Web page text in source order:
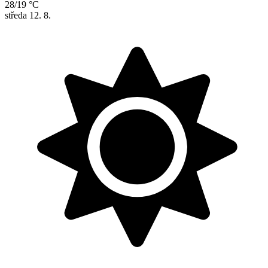
28/19 °C
středa 12. 8.